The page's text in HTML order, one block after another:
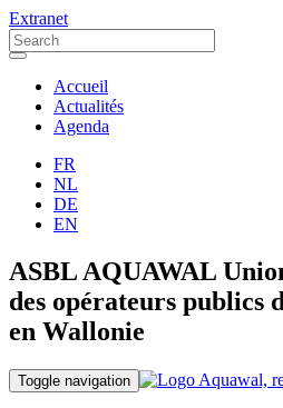
Extranet
Accueil
Actualités
Agenda
FR
NL
DE
EN
ASBL AQUAWAL
des opérateurs publics
en Wallonie
Toggle navigation